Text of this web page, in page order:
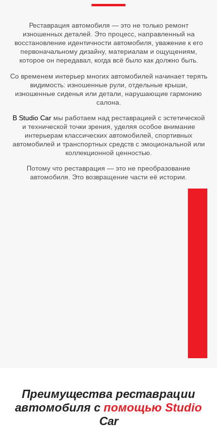
Реставрация автомобиля — это не только ремонт
изношенных деталей. Это процесс, направленный на
восстановление идентичности автомобиля, уважение к его
первоначальному дизайну, материалам и ощущениям,
которое он передавал, когда всё было как должно быть.
Со временем интерьер многих автомобилей начинает терять
видимость: изношенные рули, отдельные крыши,
изношенные сиденья или детали, нарушающие гармонию
салона.
В Studio Carмы работаем над реставрацией с эстетической
и технической точки зрения, уделяя особое внимание
интерьерам классических автомобилей, спортивных
автомобилей и транспортных средств с эмоциональной или
коллекционной ценностью.
Потому что реставрация — это не преобразование
автомобиля. Это возвращение части её истории.
Преимущества реставрации
автомобиля с помощью Studio
Car